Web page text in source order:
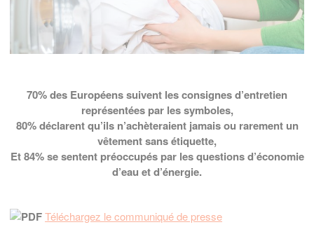
70% des Européens suivent les consignes d’entretien
représentées par les symboles,
80%déclarent qu’ils n’achèteraient jamais ou rarement un
vêtement sans étiquette,
Et 84% se sentent préoccupés par les questions d’économie
d’eau et d’énergie.
Téléchargez le communiqué de presse